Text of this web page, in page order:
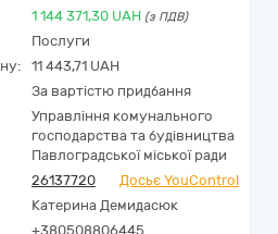
1 144 371,30 UAH (з ПДВ)
Послуги
11 443,71 UAH
За вартістю придбання
Управління комунального
господарства та будівництва
Павлоградської міської ради
26137720
Досьє YouControl
Катерина Демидасюк
+380508806445